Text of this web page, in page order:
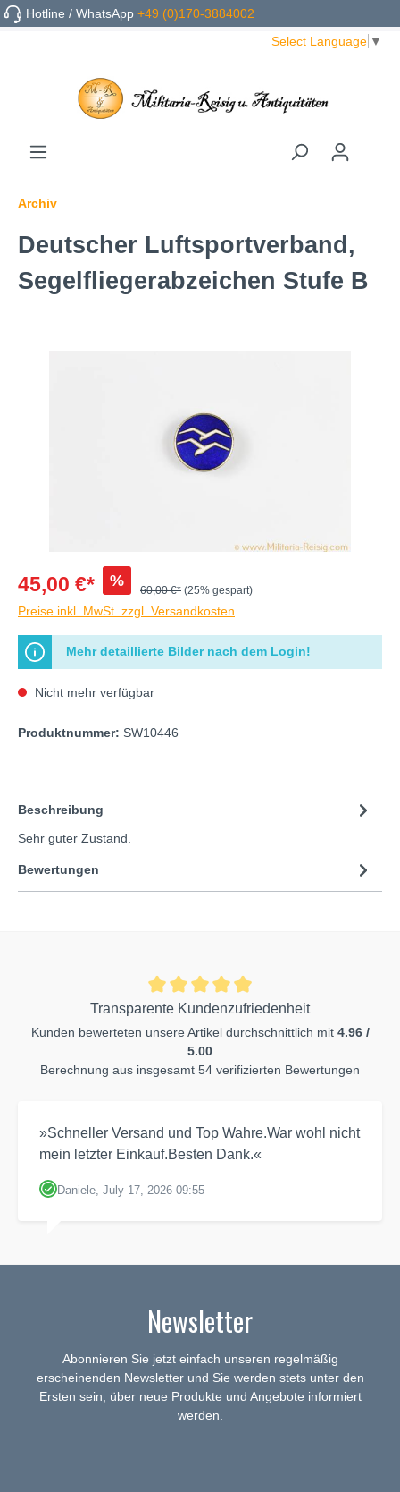
Hotline / WhatsApp+49 (0)170-3884002
Select Language ▼
Archiv
Deutscher Luftsportverband,
Segelfliegerabzeichen Stufe B
45,00 €* %
60,00 €* (25% gespart)
Preise inkl. MwSt. zzgl. Versandkosten
Mehr detaillierte Bilder nach dem Login!
Nicht mehr verfügbar
Produktnummer: SW10446
Beschreibung
Sehr guter Zustand.
Bewertungen
Transparente Kundenzufriedenheit
Kunden bewerteten unsere Artikel durchschnittlich mit 4.96 /
5.00
Berechnung aus insgesamt 54 verifizierten Bewertungen
»Schneller Versand und Top Wahre.War wohl nicht
mein letzter Einkauf.Besten Dank.«
Daniele, July 17, 2026 09:55
Newsletter
Abonnieren Sie jetzt einfach unseren regelmäßig
erscheinenden Newsletter und Sie werden stets unter den
Ersten sein, über neue Produkte und Angebote informiert
werden.